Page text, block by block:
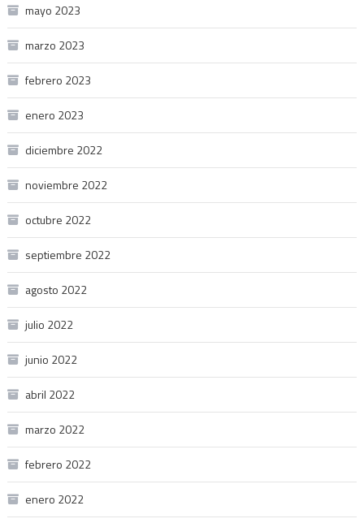
mayo 2023
marzo 2023
febrero 2023
enero 2023
diciembre 2022
noviembre 2022
octubre 2022
septiembre 2022
agosto 2022
julio 2022
junio 2022
abril 2022
marzo 2022
febrero 2022
enero 2022